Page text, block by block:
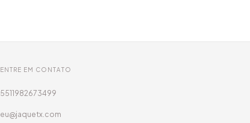
ENTRE EM CONTATO
5511982673499
eu@jaquetx.com